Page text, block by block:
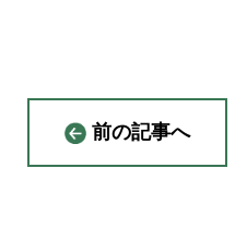
前の記事へ